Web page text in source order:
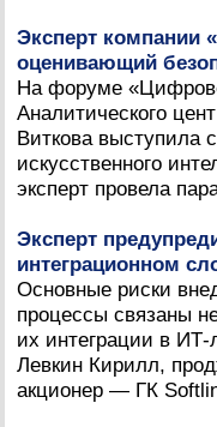
Эксперт компании
оценивающий
На форуме
Аналитического
Виткова выступила
искусственного
эксперт провела
Эксперт
интеграционном
Основные риски
процессы связаны
их интеграции в
Левкин Кирилл,
акционер — ГК